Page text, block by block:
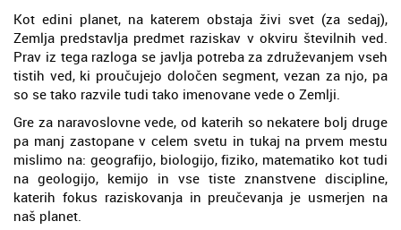
Kot edini planet, na katerem obstaja živi svet (za sedaj),
Zemlja predstavlja predmet raziskav v okviru številnih ved.
Prav iz tega razloga se javlja potreba za združevanjem vseh
tistih ved, ki proučujejo določen segment, vezan za njo, pa
so se tako razvile tudi tako imenovane vede o Zemlji.
Gre za naravoslovne vede, od katerih so nekatere bolj druge
pa manj zastopane v celem svetu in tukaj na prvem mestu
mislimo na: geografijo, biologijo, fiziko, matematiko kot tudi
na geologijo, kemijo in vse tiste znanstvene discipline,
katerih fokus raziskovanja in preučevanja je usmerjen na
naš planet.